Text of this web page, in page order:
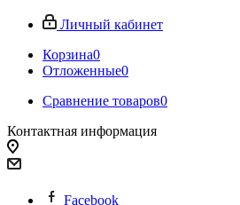
Личный кабинет
Корзина0
Отложенные0
Сравнение товаров0
Контактная информация
Facebook